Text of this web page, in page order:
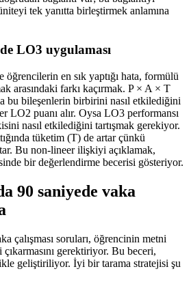
tek yanıtta birleştirmek anlamına
LO3 uygulaması
en sık yaptığı hata, formülü
arasındaki farkı kaçırmak. P × A × T
bu bileşenlerin birbirini nasıl etkilediğini
LO2 puanı alır. Oysa LO3 performansı
nasıl etkilediğini tartışmak gerekiyor.
tüketim (T) de artar çünkü
Bu non-lineer ilişkiyi açıklamak,
bir değerlendirme becerisi gösteriyor.
90 saniyede vaka
çalışması soruları, öğrencinin metni
gerektiriyor. Bu beceri,
geliştiriliyor. İyi bir tarama stratejisi şu